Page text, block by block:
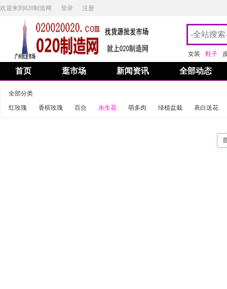
欢迎来到020制造网 登录 注册
女装 鞋子
首页 逛市场 新闻资讯 全部动态
全部分类
红玫瑰
香槟玫瑰 百合 永生花 萌多肉 绿植盆栽 表白送花